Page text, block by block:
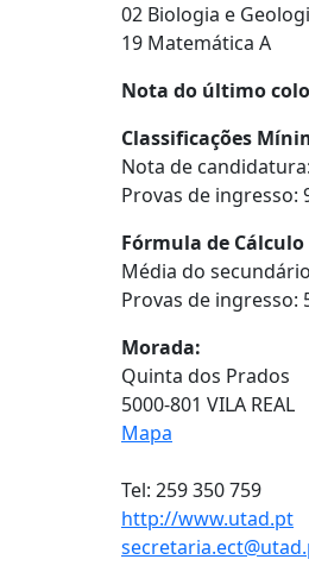
02 Biologia e
19 Matemática A
Nota do último
Classificações
Nota de
Provas de ingresso:
Fórmula de Cálculo
Média do
Provas de ingresso:
Morada:
Quinta dos Prados
5000-801 VILA REAL
Mapa
Tel: 259 350 759
http://www.utad.pt